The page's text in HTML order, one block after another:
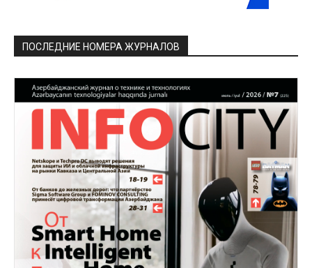
ПОСЛЕДНИЕ НОМЕРА ЖУРНАЛОВ